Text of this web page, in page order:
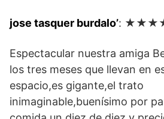
jose tasquer burdalo’:
Espectacular nuestra amiga
los tres meses que llevan en
espacio,es gigante,el trato
inimaginable,buenísimo por